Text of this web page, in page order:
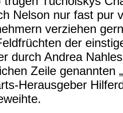
Nelson nur fast pur
verziehen
der
durch Andrea
Zeile genannten
Herausgeber